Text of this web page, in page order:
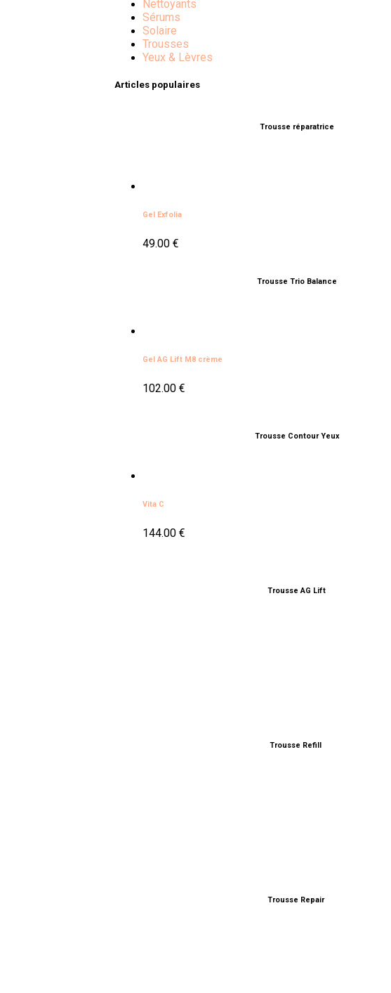
Nettoyants
Sérums
Solaire
Trousses
Yeux & Lèvres
Articles populaires
Gel Exfolia
49.00 €
Gel AG Lift M8 crème
102.00 €
Vita C
144.00 €
Trousse réparatrice
€
Trousse Trio Balance
€
Trousse Contour Yeux
€
Trousse AG Lift
€
Trousse Refill
€
Trousse Repair
€